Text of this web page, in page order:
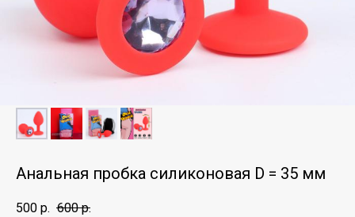
Анальная пробка силиконовая D = 35 мм
500 р. 600 р.